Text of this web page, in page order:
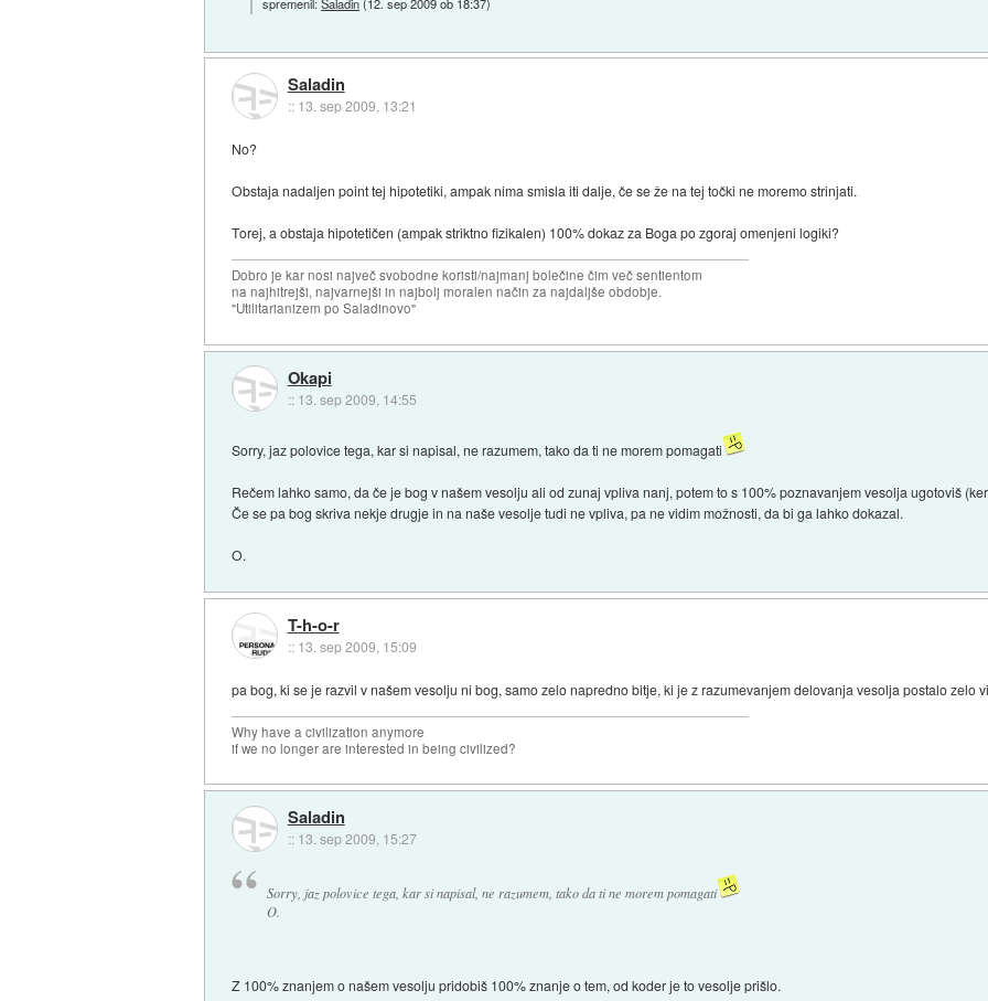
Saladin
:: 13. sep 2009, 13:21
No?
Obstaja nadaljen point tej hipotetiki, ampak nima smisla iti dalje, če se že na tej točki ne moremo strinjati.
Torej, a obstaja hipotetičen (ampak striktno fizikalen) 100% dokaz za Boga po zgoraj omenjeni logiki?
Dobro je kar nosi največ svobodne koristi/najmanj bolečine čim več sentientom
na najhitrejši, najvarnejši in najbolj moralen način za najdaljše obdobje.
"Utilitarianizem po Saladinovo"
Okapi
:: 13. sep 2009, 14:55
Sorry, jaz polovice tega, kar si napisal, ne razumem, tako da ti ne morem pomagati
Rečem lahko samo, da če je bog v našem vesolju ali od zunaj vpliva nanj, potem to s 100% poznavanjem vesolja ugotoviš
Če se pa bog skriva nekje drugje in na naše vesolje tudi ne vpliva, pa ne vidim možnosti, da bi ga lahko dokazal.
O.
T-h-o-r
:: 13. sep 2009, 15:09
pa bog, ki se je razvil v našem vesolju ni bog, samo zelo napredno bitje, ki je z razumevanjem delovanja vesolja postalo zelo
Why have a civilization anymore
if we no longer are interested in being civilized?
Saladin
:: 13. sep 2009, 15:27
Sorry, jaz polovice tega, kar si napisal, ne razumem, tako da ti ne morem pomagati
O.
Z 100% znanjem o našem vesolju pridobiš 100% znanje o tem, od koder je to vesolje prišlo.